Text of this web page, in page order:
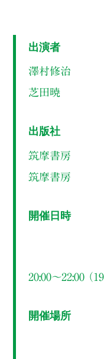
出演者
澤村修治
芝田暁
出版社
筑摩書房
筑摩書房
開催日時
20:00～22:00 （
開催場所